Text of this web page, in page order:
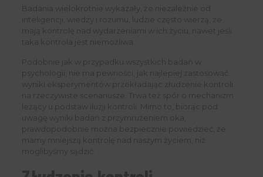
Badania wielokrotnie wykazały, że niezależnie od
inteligencji, wiedzy i rozumu, ludzie często wierzą, że
mają kontrolę nad wydarzeniami w ich życiu, nawet jeśli
taka kontrola jest niemożliwa.
Podobnie jak w przypadku wszystkich badań w
psychologii, nie ma pewności, jak najlepiej zastosować
wyniki eksperymentów przekładając złudzenie kontroli
na rzeczywiste scenariusze. Trwa też spór o mechanizm
leżący u podstaw iluzji kontroli. Mimo to, biorąc pod
uwagę wyniki badań z przymrużeniem oka,
prawdopodobnie można bezpiecznie powiedzieć, że
mamy mniejszą kontrolę nad naszym życiem, niż
moglibyśmy sądzić.